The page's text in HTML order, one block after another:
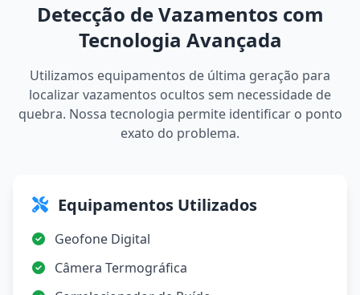
Detecção de Vazamentos com
Tecnologia Avançada
Utilizamos equipamentos de última geração para
localizar vazamentos ocultos sem necessidade de
quebra. Nossa tecnologia permite identificar o ponto
exato do problema.
Equipamentos Utilizados
Geofone Digital
Câmera Termográfica